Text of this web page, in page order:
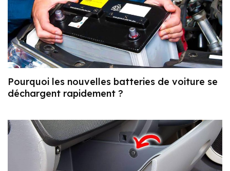
Pourquoi les nouvelles batteries de voiture se
déchargent rapidement ?